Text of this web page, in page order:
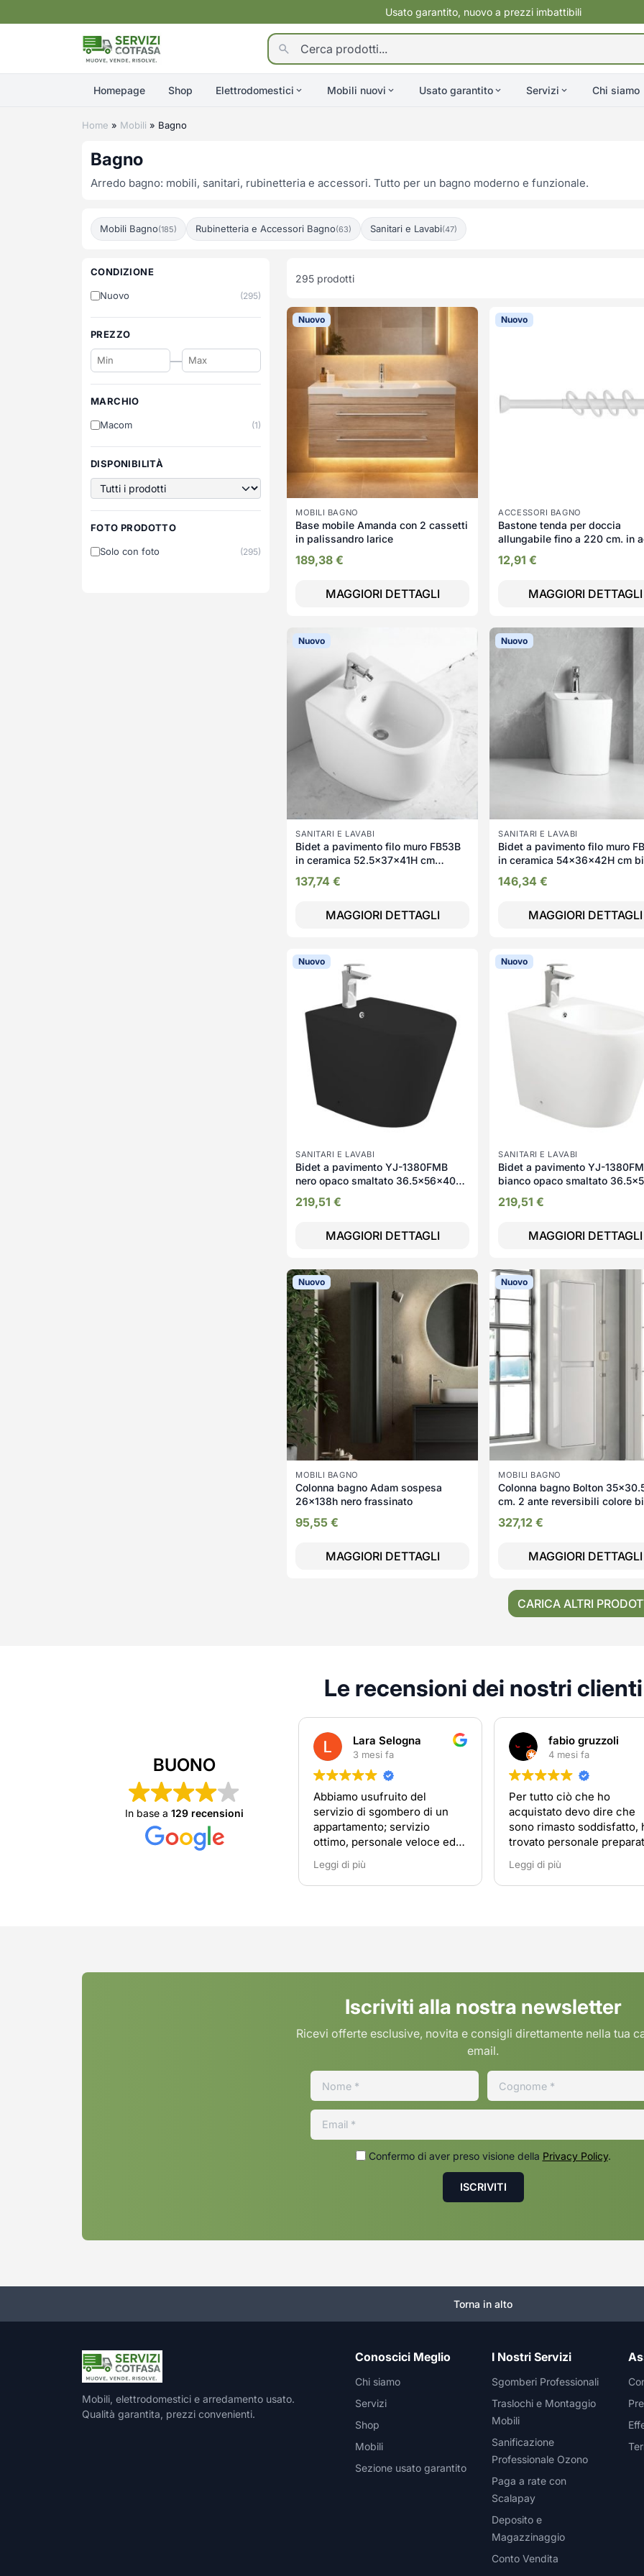
Usato garantito, nuovo a prezzi imbattibili
Homepage Shop Elettrodomestici Mobili nuovi Usato garantito Servizi Chi siamo
Home » Mobili » Bagno
Bagno
Arredo bagno: mobili, sanitari, rubinetteria e accessori. Tutto per un bagno moderno e funzionale.
Mobili Bagno(185) Rubinetteria e Accessori Bagno(63) Sanitari e Lavabi(47)
CONDIZIONE
Nuovo (295)
PREZZO
—
MARCHIO
Macom (1)
DISPONIBILITÀ
FOTO PRODOTTO
Solo con foto (295)
295 prodotti
Nuovo
MOBILI BAGNO
Base mobile Amanda con 2 cassetti
in palissandro larice
189,38 €
MAGGIORI DETTAGLI
Nuovo
ACCESSORI BAGNO
Bastone tenda per doccia
allungabile fino a 220 cm. in
12,91€
MAGGIORI DETTAGLI
Nuovo
SANITARI E LAVABI
Bidet a pavimento filo muro FB53B
in ceramica 52.5x37x41H cm
137,74 €
MAGGIORI DETTAGLI
Nuovo
SANITARI E LAVABI
Bidet a pavimento filo muro
in ceramica 54x36x42H cm
146,34€
MAGGIORI DETTAGLI
Nuovo
SANITARI E LAVABI
Bidet a pavimento YJ-1380FMB
nero opaco smaltato 36.5x56x40
219,51 €
MAGGIORI DETTAGLI
Nuovo
SANITARI E LAVABI
Bidet a pavimento YJ-
bianco opaco smaltato
219,51€
MAGGIORI DETTAGLI
Nuovo
MOBILI BAGNO
Colonna bagno Adam sospesa
26x138h nero frassinato
95,55 €
MAGGIORI DETTAGLI
Nuovo
MOBILI BAGNO
Colonna bagno Bolton
cm. 2 ante reversibili colore
327,12€
MAGGIORI DETTAGLI
CARICA ALTRI
Le recensioni dei nostri clienti
BUONO
In base a 129 recensioni
Lara Selogna
3 mesi fa
Abbiamo usufruito del
servizio di sgombero di un
appartamento; servizio
ottimo, personale veloce ed
rivolgersi a loro in caso di
necessità.
Leggi di più
fabio gruzzoli
4 mesi fa
Per tutto ciò che ho
acquistato devo dire che
sono rimasto soddisfatto,
trovato personale
Leggi di più
Iscriviti alla nostra newsletter
Ricevi offerte esclusive, novita e consigli direttamente nella tua
email.
Confermo di aver preso visione della Privacy Policy.
Torna in alto
Mobili, elettrodomestici e arredamento usato.
Qualità garantita, prezzi convenienti.
Conoscici Meglio
Chi siamo
Servizi
Shop
Mobili
Sezione usato garantito
I Nostri Servizi
Sgomberi Professionali
Traslochi e Montaggio
Mobili
Sanificazione
Professionale Ozono
Paga a rate con
Scalapay
Deposito e
Magazzinaggio
Conto Vendita